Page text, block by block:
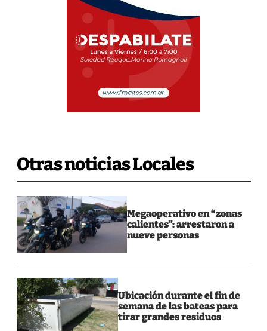
Otras noticias Locales
Megaoperativo en “zonas
calientes”: arrestaron a
nueve personas
Ubicación durante el fin de
semana de las bateas para
tirar grandes residuos